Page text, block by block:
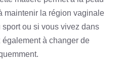
maintenir la région vaginale
ou si vous vivez dans
à changer de